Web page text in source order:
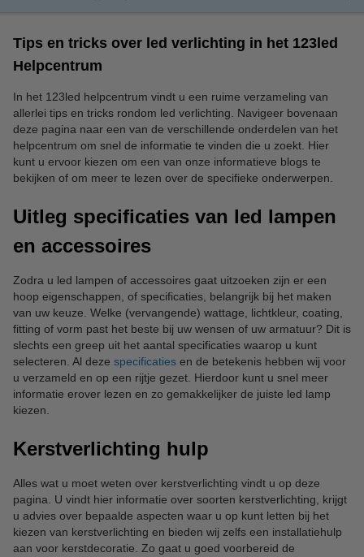
Tips en tricks over led verlichting in het 123led
Helpcentrum
In het 123led helpcentrum vindt u een ruime verzameling van
allerlei tips en tricks rondom led verlichting. Navigeer bovenaan
deze pagina naar een van de verschillende onderdelen van het
helpcentrum om snel de informatie te vinden die u zoekt. Hier
kunt u ervoor kiezen om een van onze informatieve blogs te
bekijken of om meer te lezen over de specifieke onderwerpen.
Uitleg specificaties van led lampen
en accessoires
Zodra u led lampen of accessoires gaat uitzoeken zijn er een
hoop eigenschappen, of specificaties, belangrijk bij het maken
van uw keuze. Welke (vervangende) wattage, lichtkleur, coating,
fitting of vorm past het beste bij uw wensen of uw armatuur? Dit is
slechts een greep uit het aantal specificaties waarop u kunt
selecteren. Al deze specificaties en de betekenis hebben wij voor
u verzameld en op een rijtje gezet. Hierdoor kunt u snel meer
informatie erover lezen en zo gemakkelijker de juiste led lamp
kiezen.
Kerstverlichting hulp
Alles wat u moet weten over kerstverlichting vindt u op deze
pagina. U vindt hier informatie over soorten kerstverlichting, krijgt
u advies over bepaalde aspecten waar u op kunt letten bij het
kiezen van kerstverlichting en bieden wij zelfs een installatiehulp
aan voor kerstdecoratie. Zo gaat u goed voorbereid de